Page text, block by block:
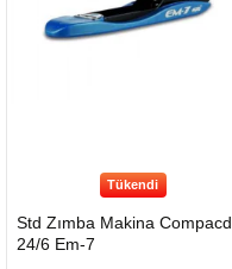
Tükendi
Std Zımba Makina Compacd
24/6 Em-7